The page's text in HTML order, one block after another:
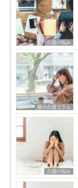
介護の悩み
親の介護コラム
介護の悩み